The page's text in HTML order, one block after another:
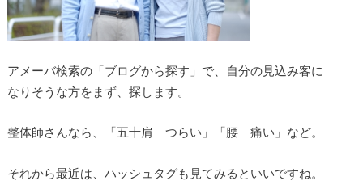
アメーバ検索の「ブログから探す」で、自分の見込み客に
なりそうな方をまず、探します。
整体師さんなら、「五十肩 つらい」「腰 痛い」など。
それから最近は、ハッシュタグも見てみるといいですね。